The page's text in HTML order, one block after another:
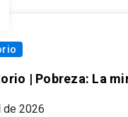
| Pobreza: La
de 2026